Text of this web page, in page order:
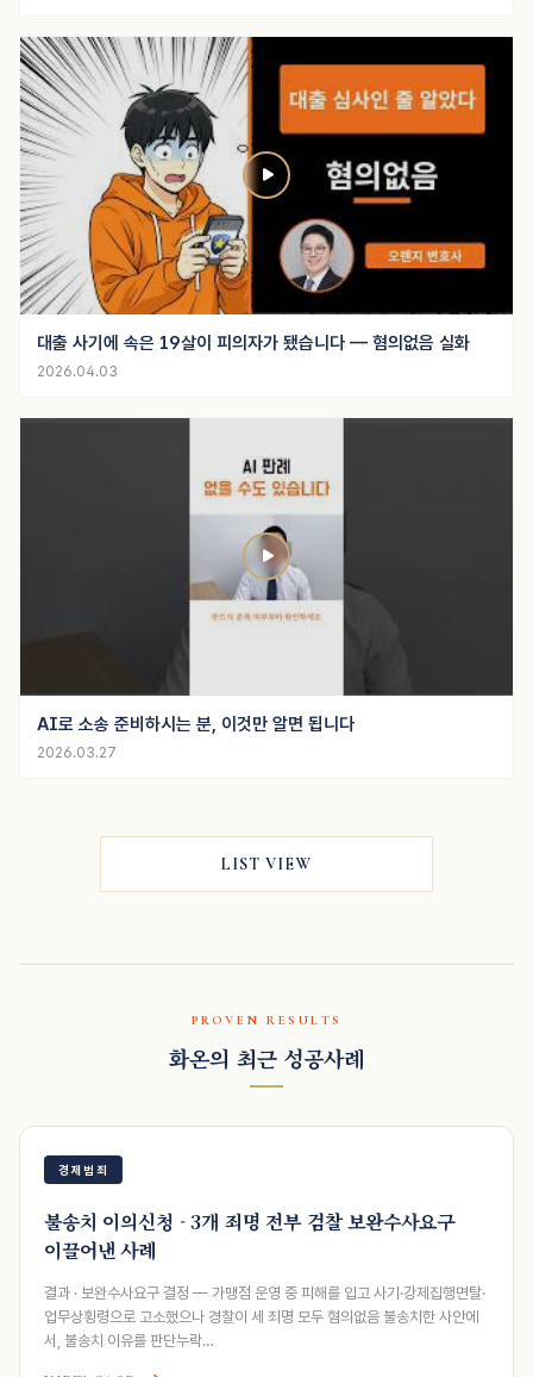
대출 사기에 속은 19살이 피의자가 됐습니다 — 혐의없음 실화
2026.04.03
AI로 소송 준비하시는 분, 이것만 알면 됩니다
2026.03.27
LIST VIEW
PROVEN RESULTS
화온의 최근 성공사례
경제범죄
불송치 이의신청 - 3개 죄명 전부 검찰 보완수사요구
이끌어낸 사례
결과 · 보완수사요구 결정 — 가맹점 운영 중 피해를 입고 사기·강제집행면탈·
업무상횡령으로 고소했으나 경찰이 세 죄명 모두 혐의없음 불송치한 사안에
서, 불송치 이유를 판단누락…